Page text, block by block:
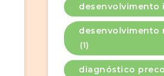
desenvolvimento
desenvolvimento
(1)
diagnóstico